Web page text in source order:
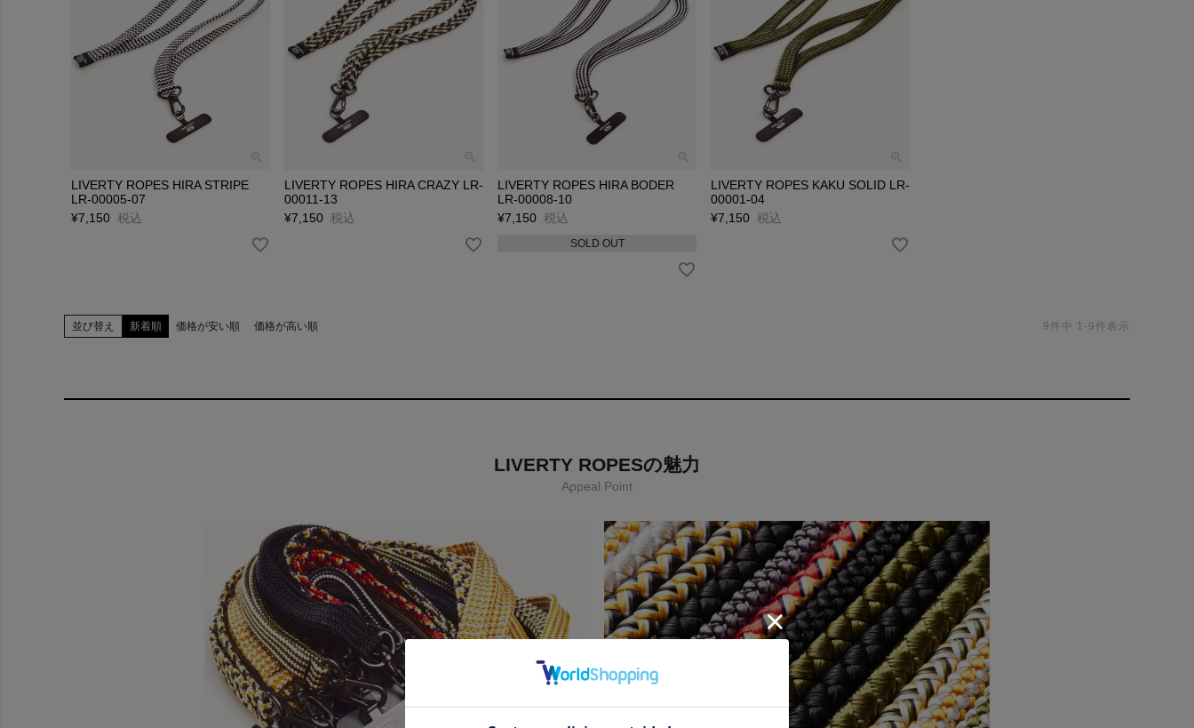
LIVERTY ROPES HIRA STRIPE
LR-00005-07
¥7,150 税込
LIVERTY ROPES HIRA CRAZY LR-
00011-13
¥7,150 税込
LIVERTY ROPES HIRA BODER
LR-00008-10
¥7,150 税込
SOLD OUT
LIVERTY ROPES KAKU SOLID LR-
00001-04
¥7,150 税込
並び替え 新着順 価格が安い順 価格が高い順 9件中 1 - 9件表示
LIVERTY ROPESの魅力
Appeal Point